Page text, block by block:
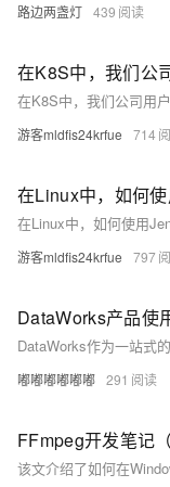
路边两盏灯 439
游客mldfis24krfue 714
游客mldfis24krfue 797
嘟嘟嘟嘟嘟嘟 291